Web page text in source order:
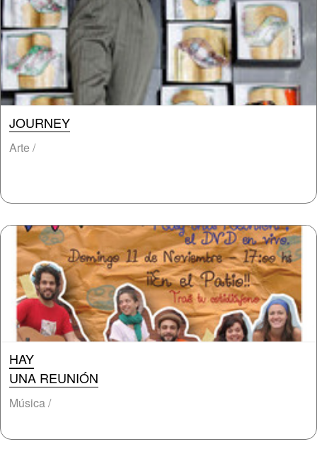
JOURNEY
Arte /
HAY
UNA REUNIÓN
Música /